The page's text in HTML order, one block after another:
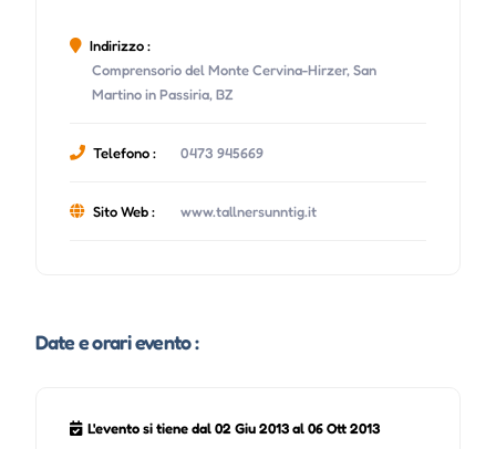
Indirizzo :
Comprensorio del Monte Cervina-Hirzer, San
Martino in Passiria, BZ
Telefono : 0473 945669
Sito Web : www.tallnersunntig.it
Date e orari evento :
L'evento si tiene dal 02 Giu 2013 al 06 Ott 2013